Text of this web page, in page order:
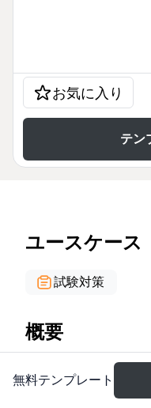
お気に入り
テン
ユースケース
試験対策
概要
Il calcolo
matematica che
無料テンプレート